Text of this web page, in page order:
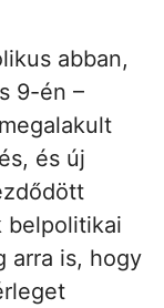
abban,
9-én –
és új
belpolitikai
arra is, hogy